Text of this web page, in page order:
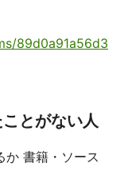
89d0a91a56d3
とがない人
書籍・ソース